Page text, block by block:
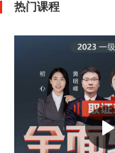
热门课程